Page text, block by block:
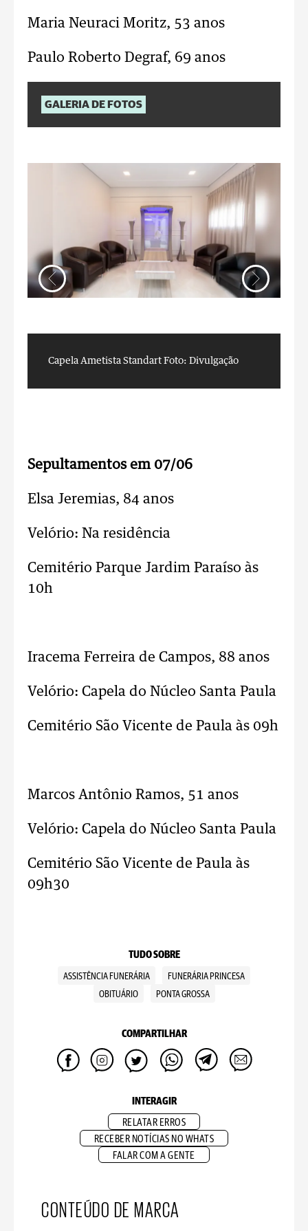
Maria Neuraci Moritz, 53 anos
Paulo Roberto Degraf, 69 anos
GALERIA DE FOTOS
Capela Ametista Standart Foto: Divulgação
Sepultamentos em 07/06
Elsa Jeremias, 84 anos
Velório: Na residência
Cemitério Parque Jardim Paraíso às
10h
Iracema Ferreira de Campos, 88 anos
Velório: Capela do Núcleo Santa Paula
Cemitério São Vicente de Paula às 09h
Marcos Antônio Ramos, 51 anos
Velório: Capela do Núcleo Santa Paula
Cemitério São Vicente de Paula às
09h30
TUDO SOBRE
ASSISTÊNCIA FUNERÁRIA
FUNERÁRIA PRINCESA
OBITUÁRIO
PONTA GROSSA
COMPARTILHAR
INTERAGIR
RELATAR ERROS
RECEBER NOTÍCIAS NO WHATS
FALAR COM A GENTE
CONTEÚDO DE MARCA